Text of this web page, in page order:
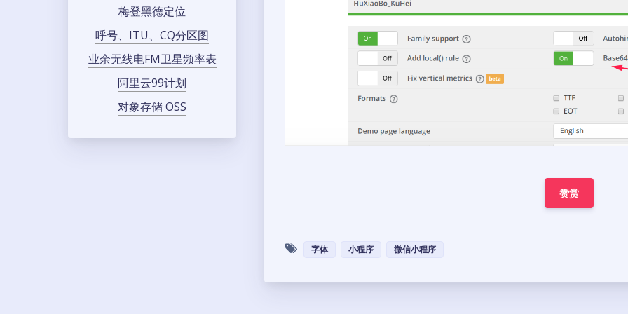
梅登黑德定位
呼号、ITU、CQ分区图
业余无线电FM卫星频率表
阿里云99计划
对象存储 OSS
赞赏
字体 小程序 微信小程序